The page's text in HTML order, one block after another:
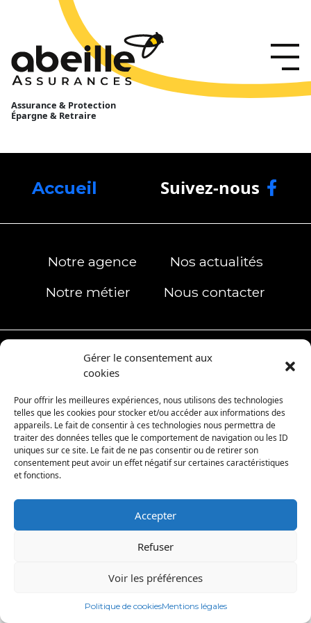
Gérer le consentement aux
cookies
Pour offrir les meilleures expériences, nous utilisons des technologies
telles que les cookies pour stocker et/ou accéder aux informations des
appareils. Le fait de consentir à ces technologies nous permettra de
traiter des données telles que le comportement de navigation ou les ID
uniques sur ce site. Le fait de ne pas consentir ou de retirer son
consentement peut avoir un effet négatif sur certaines caractéristiques
et fonctions.
Accepter
Refuser
Voir les préférences
Politique de cookiesMentions légales
Assurance & Protection
Épargne & Retraire
Accueil Suivez-nous
Notre agence
Nos actualités
Notre métier
Nous contacter
© 2025 Abeille Assurance, Assureur sur Yvetot -